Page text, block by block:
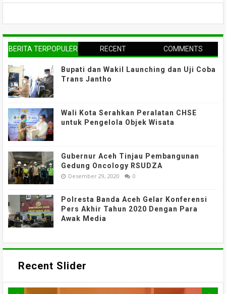
BERITA TERPOPULER RECENT COMMENTS
Bupati dan Wakil Launching dan Uji Coba
Trans Jantho
Wali Kota Serahkan Peralatan CHSE
untuk Pengelola Objek Wisata
Gubernur Aceh Tinjau Pembangunan
Gedung Oncology RSUDZA
Desember 29, 2020 0
Polresta Banda Aceh Gelar Konferensi
Pers Akhir Tahun 2020 Dengan Para
Awak Media
Recent Slider